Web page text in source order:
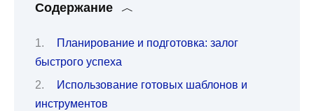
Содержание
Планирование и подготовка: залог
быстрого успеха
Использование готовых шаблонов и
инструментов